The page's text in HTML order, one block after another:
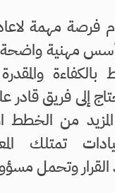
فرصة مهمة
مهنية
بالكفاءة
إلى فريق قادر
من
تمتلك
وتحمل